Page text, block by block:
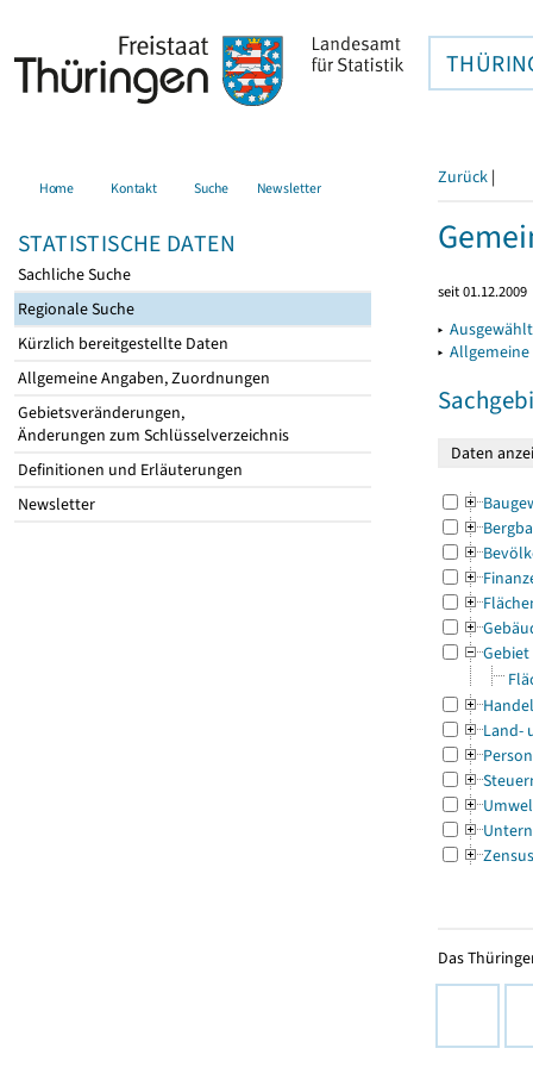
Home Kontakt Suche Newsletter
STATISTISCHE DATEN
Sachliche Suche
Regionale Suche
Kürzlich bereitgestellte Daten
Allgemeine Angaben, Zuordnungen
Gebietsveränderungen,
Änderungen zum Schlüsselverzeichnis
Definitionen und Erläuterungen
Newsletter
Zurück |
seit 01.12.2009
▸
▸
Gebiet
Land-
Zensus
Das